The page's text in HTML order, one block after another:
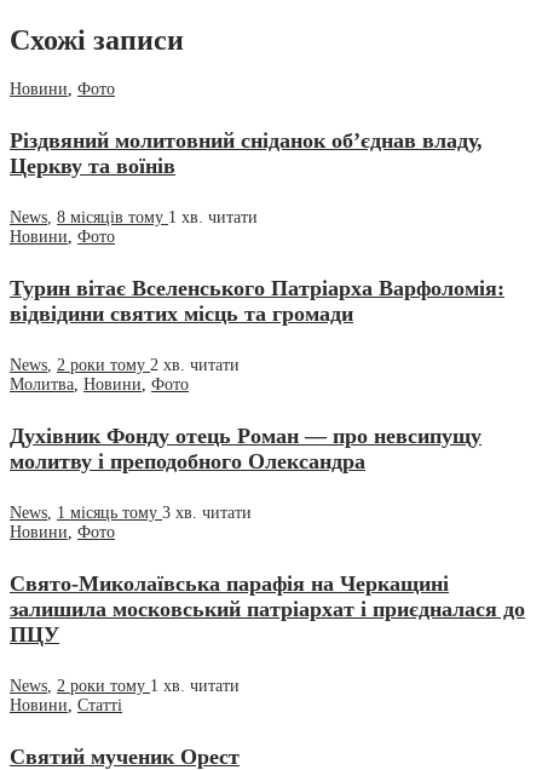
Схожі записи
Новини, Фото
Різдвяний молитовний сніданок об’єднав владу,
Церкву та воїнів
News, 8 місяців тому 1 хв. читати
Новини, Фото
Турин вітає Вселенського Патріарха Варфоломія:
відвідини святих місць та громади
News, 2 роки тому 2 хв. читати
Молитва, Новини, Фото
Духівник Фонду отець Роман — про невсипущу
молитву і преподобного Олександра
News, 1 місяць тому 3 хв. читати
Новини, Фото
Свято-Миколаївська парафія на Черкащині
залишила московський патріархат і приєдналася до
ПЦУ
News 2 роки тому 1 хв. читати
Новини Статті
Святий мученик Орест